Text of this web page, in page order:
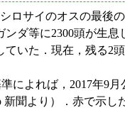
ロサイのオスの最後
ンダ等に2300頭が生
ていた．現在，残る2
によれば，2017年9
聞より）．赤で示し